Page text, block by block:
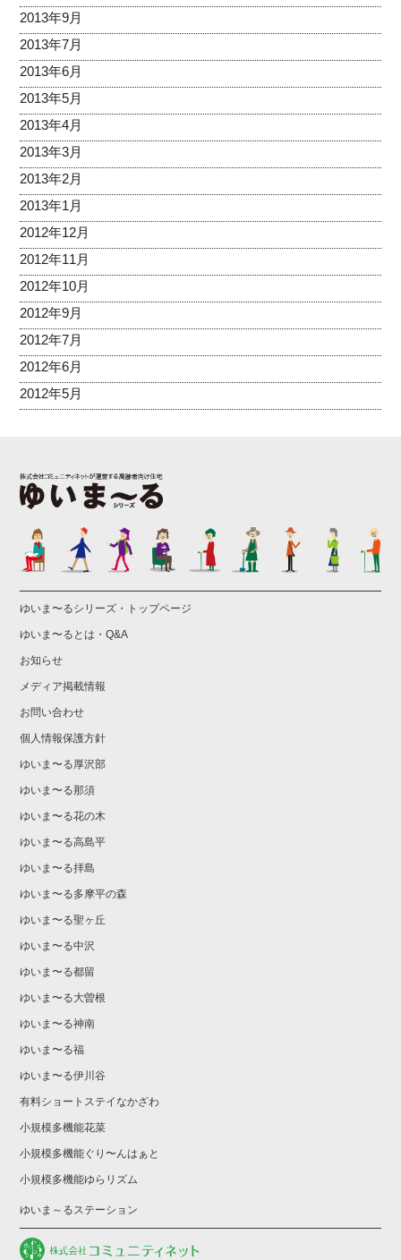
2013年9月
2013年7月
2013年6月
2013年5月
2013年4月
2013年3月
2013年2月
2013年1月
2012年12月
2012年11月
2012年10月
2012年9月
2012年7月
2012年6月
2012年5月
ゆいま〜るシリーズ・トップページ
ゆいま〜るとは・Q&A
お知らせ
メディア掲載情報
お問い合わせ
個人情報保護方針
ゆいま〜る厚沢部
ゆいま〜る那須
ゆいま〜る花の木
ゆいま〜る高島平
ゆいま〜る拝島
ゆいま〜る多摩平の森
ゆいま〜る聖ヶ丘
ゆいま〜る中沢
ゆいま〜る都留
ゆいま〜る大曽根
ゆいま〜る神南
ゆいま〜る福
ゆいま〜る伊川谷
有料ショートステイなかざわ
小規模多機能花菜
小規模多機能ぐり〜んはぁと
小規模多機能ゆらリズム
ゆいま～るステーション